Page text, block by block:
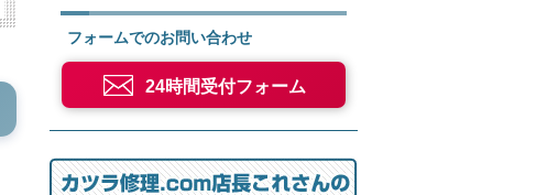
フォームでのお問い合わせ
24時間受付フォーム